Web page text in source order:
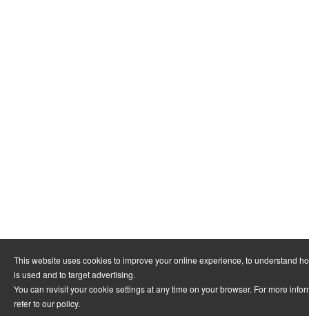
This website uses cookies to improve your online experience, to understand
is used and to target advertising.
You can revisit your cookie settings at any time on your browser. For more
refer to our policy.